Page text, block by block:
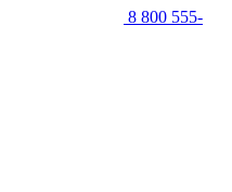
8 800 555-